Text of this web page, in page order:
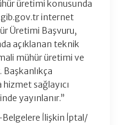
üretimi konusunda
internet
Üretimi Başvuru,
açıklanan teknik
mühür üretimi ve
Başkanlıkça
sağlayıcı
yayınlanır.”
Belgelere İlişkin İptal/